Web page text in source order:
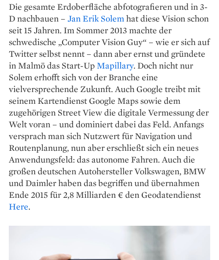
Die gesamte Erdoberfläche abfotografieren und in 3-
D nachbauen – Jan Erik Solemhat diese Vision schon
seit 15 Jahren. Im Sommer 2013 machte der
schwedische „Computer Vision Guy“ – wie er sich auf
Twitter selbst nennt – dann aber ernst und gründete
in Malmö das Start-Up Mapillary. Doch nicht nur
Solem erhofft sich von der Branche eine
vielversprechende Zukunft. Auch Google treibt mit
seinem Kartendienst Google Maps sowie dem
zugehörigen Street View die digitale Vermessung der
Welt voran – und dominiert dabei das Feld. Anfangs
versprach man sich Nutzwert für Navigation und
Routenplanung, nun aber erschließt sich ein neues
Anwendungsfeld: das autonome Fahren. Auch die
großen deutschen Autohersteller Volkswagen, BMW
und Daimler haben das begriffen und übernahmen
Ende 2015 für 2,8 Milliarden € den Geodatendienst
Here.